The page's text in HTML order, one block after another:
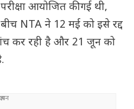
आयोजित की गई थी,
NTA ने 12 मई को इसे रद्द
कर रही है और 21 जून को